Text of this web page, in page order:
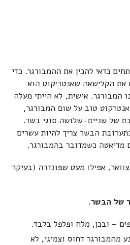
כדאי להכין את ההמבורגר. כדי
את הקלישאה שאנטריקוט הוא
המבורגר. אישית, לא הייתי מעלה
טוב על שום המבורגר,
של שניים-שלושה סוגי בשר.
הבשר צריך להיות עשרים
מדיאטה כשמדובר בהמבורגר.
אפילו מעט שפונדרה (בעיקר
של הבשר.
– ובכן, מלח ופלפל בלבד.
מהמבורגר דחוס וצמיגי, לא